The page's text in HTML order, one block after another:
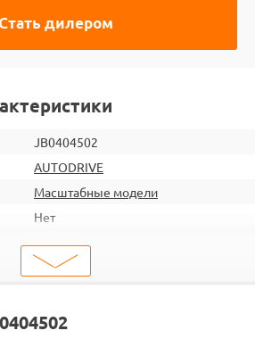
дилером
JB0404502
AUTODRIVE
Масштабные модели
Нет
120
4699004045023